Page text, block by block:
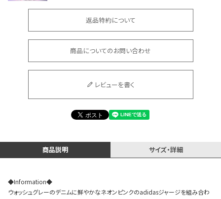
DANCE MOVIE
返品特約について
商品についてのお問い合わせ
レビューを書く
商品説明 サイズ・詳細
◆Information◆
ウォッシュグレーのデニムに鮮やかなネオンピンクのadidasジャージを組み合わ